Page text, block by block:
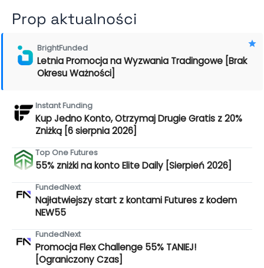
Prop aktualności
BrightFunded
Letnia Promocja na Wyzwania Tradingowe [Brak
Okresu Ważności]
Instant Funding
Kup Jedno Konto, Otrzymaj Drugie Gratis z 20%
Zniżką [6 sierpnia 2026]
Top One Futures
55% zniżki na konto Elite Daily [Sierpień 2026]
FundedNext
Najłatwiejszy start z kontami Futures z kodem
NEW55
FundedNext
Promocja Flex Challenge 55% TANIEJ!
[Ograniczony Czas]